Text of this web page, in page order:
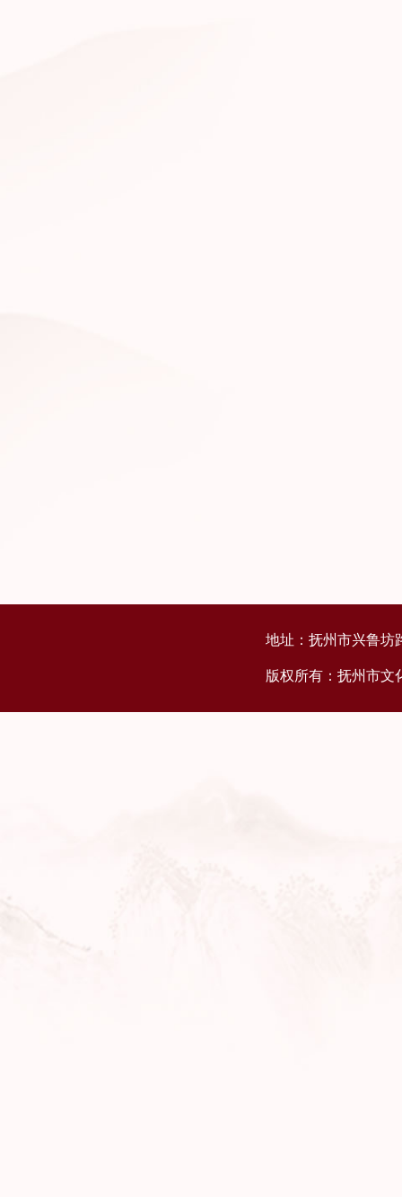
地址：抚州市兴鲁坊
版权所有：抚州市文